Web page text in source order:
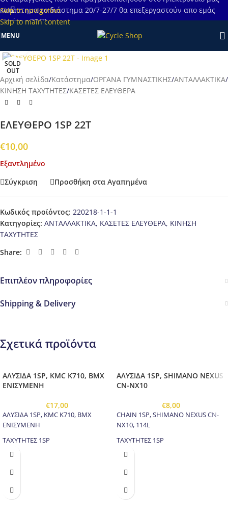
Skip to navigation
Skip to main content
κατάστημα το διάστημα 20/7-27/7 θα επεξεργαστούν απο εμάς
μετά τις 28/7!
MENU
SOLD
OUT
Αρχική σελίδα/Κατάστημα/ΟΡΓΑΝΑ ΓΥΜΝΑΣΤΙΚΗΣ/ΑΝΤΑΛΛΑΚΤΙΚΑ/
ΚΙΝΗΣΗ ΤΑΧΥΤΗΤΕΣ/ΚΑΣΕΤΕΣ ΕΛΕΥΘΕΡΑ
ΕΛΕΥΘΕΡΟ 1SP 22Τ
€10,00
Εξαντλημένο
Σύγκριση
Προσθήκη στα Αγαπημένα
Κωδικός προϊόντος: 220218-1-1-1
Κατηγορίες: ΑΝΤΑΛΛΑΚΤΙΚΑ, ΚΑΣΕΤΕΣ ΕΛΕΥΘΕΡΑ, ΚΙΝΗΣΗ
ΤΑΧΥΤΗΤΕΣ
Share:
Επιπλέον πληροφορίες
Shipping & Delivery
Σχετικά προϊόντα
ΑΛΥΣΙΔΑ 1SP, KMC K710, BMX
ΕΝΙΣΥΜΕΝΗ
€17,00
ΑΛΥΣΙΔΑ 1SP, KMC K710, BMX
ΕΝΙΣΥΜΕΝΗ
ΤΑΧΥΤΗΤΕΣ 1SP
ΑΛΥΣΙΔΑ 1SP, SHIMANO NEXUS
CN-NX10
€8,00
CHAIN 1SP, SHIMANO NEXUS CN-
NX10, 114L
ΤΑΧΥΤΗΤΕΣ 1SP